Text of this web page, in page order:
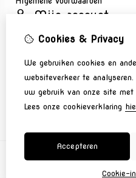
Mijn account
Bestelhistorie
Nieuwsbrief
Klantenservice
Sitemap
Cookies & Privacy
We gebruiken cookies en
websiteverkeer te
uw gebruik van onze site met
Lees onze cookieverklaring
Accepteren
Cookie-